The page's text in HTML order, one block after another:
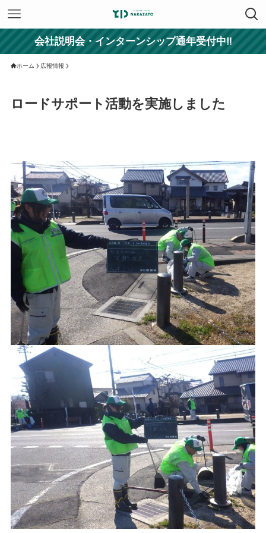
会社説明会・インターンシップ通年受付中‼
ホーム 広報情報
ロードサポート活動を実施しました